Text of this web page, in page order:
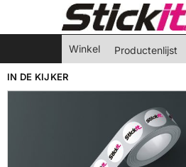
Winkel Productenlijst
IN DE KIJKER